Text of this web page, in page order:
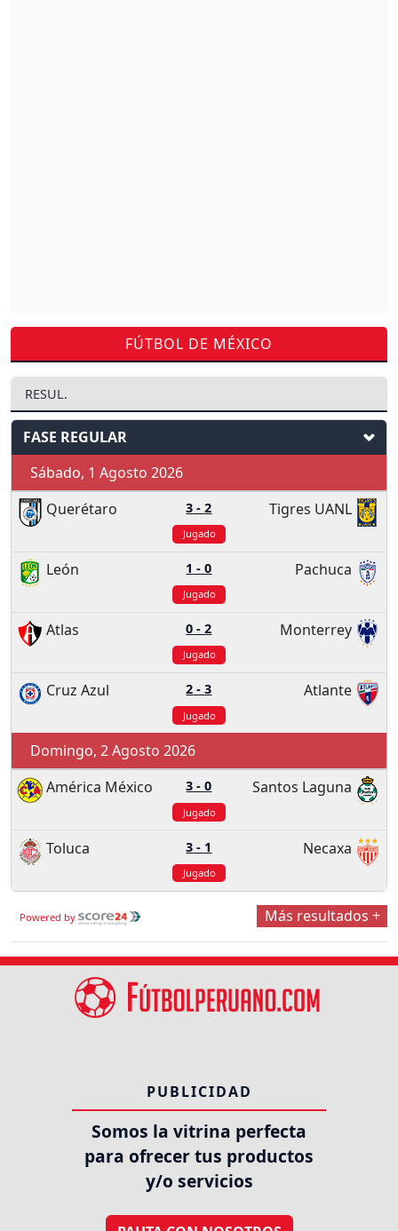
FÚTBOL DE MÉXICO
RESUL.
FASE REGULAR
Sábado, 1 Agosto 2026
Querétaro
3 -2 Tigres UANL
Jugado
León 1 -0 Pachuca
Jugado
Atlas 0 -2 Monterrey
Jugado
Cruz Azul 2 -3 Atlante
Jugado
Domingo, 2 Agosto 2026
América México
3 -0 Santos Laguna
Jugado
Toluca 3 - 1 Necaxa
Jugado
Powered by Más resultados +
PUBLICIDAD
Somos la vitrina perfecta
para ofrecer tus productos
y/o servicios